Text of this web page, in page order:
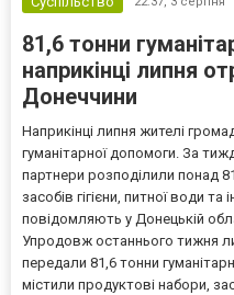
81,6 тонни
наприкінці липня
Донеччини
Наприкінці липня жителі
гуманітарної допомоги. За
партнери розподілили понад
засобів гігієни, питної води
повідомляють у Донецькій
Упродовж останнього тижня
передали 81,6 тонни
містили продуктові набори,